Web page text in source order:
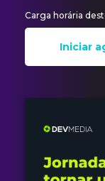
Iniciar
Carga horária